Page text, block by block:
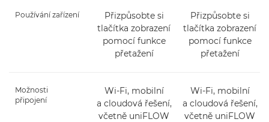
Používání zařízení
Přizpůsobte si
tlačítka zobrazení
pomocí funkce
přetažení
Přizpůsobte si
tlačítka zobrazení
pomocí funkce
přetažení
Možnosti
připojení
Wi-Fi, mobilní
a cloudová řešení,
včetně uniFLOW
Wi-Fi, mobilní
a cloudová řešení,
včetně uniFLOW